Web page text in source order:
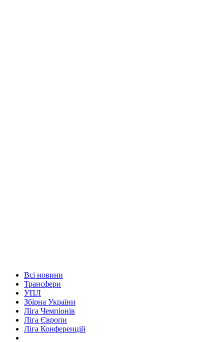
Всі новини
Трансфери
УПЛ
Збірна України
Ліга Чемпіонів
Ліга Європи
Ліга Конференцій